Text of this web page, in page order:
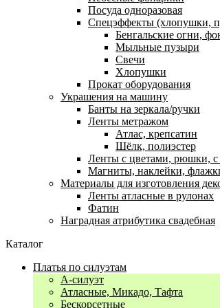
Посуда одноразовая
Спецэффекты (хлопушки,
Бенгальские огни,
Мыльные пузыри
Свечи
Хлопушки
Прокат оборудования
Украшения на машину
Банты на зеркала/ручки
Ленты метражом
Атлас, крепсатин
Шёлк, полиэстер
Ленты с цветами, рюшки, с
Магниты, наклейки,
Материалы для изготовления
Ленты атласные в рулонах
Фатин
Наградная атрибутика свадебная
Каталог
Платья по силуэтам
А-силуэт
Атласные, Микадо, Тафта
Бескорсетные